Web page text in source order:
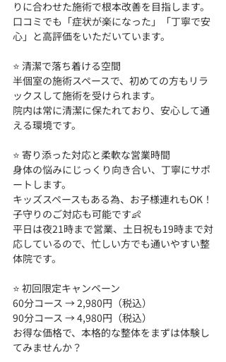
りに合わせた施術で根本改善を目指します。
口コミでも「症状が楽になった」「丁寧で安
心」と高評価をいただいています。
⭐ 清潔で落ち着ける空間
半個室の施術スペースで、初めての方もリラ
ックスして施術を受けられます。
院内は常に清潔に保たれており、安心して通
える環境です。
⭐ 寄り添った対応と柔軟な営業時間
身体の悩みにじっくり向き合い、丁寧にサポ
ートします。
キッズスペースもある為、お子様連れもOK！
子守りのご対応も可能です👶
平日は夜21時まで営業、土日祝も19時まで対
応しているので、忙しい方でも通いやすい整
体院です。
⭐ 初回限定キャンペーン
60分コース → 2,980円（税込）
90分コース → 4,980円（税込）
お得な価格で、本格的な整体をまずは体験し
てみませんか？